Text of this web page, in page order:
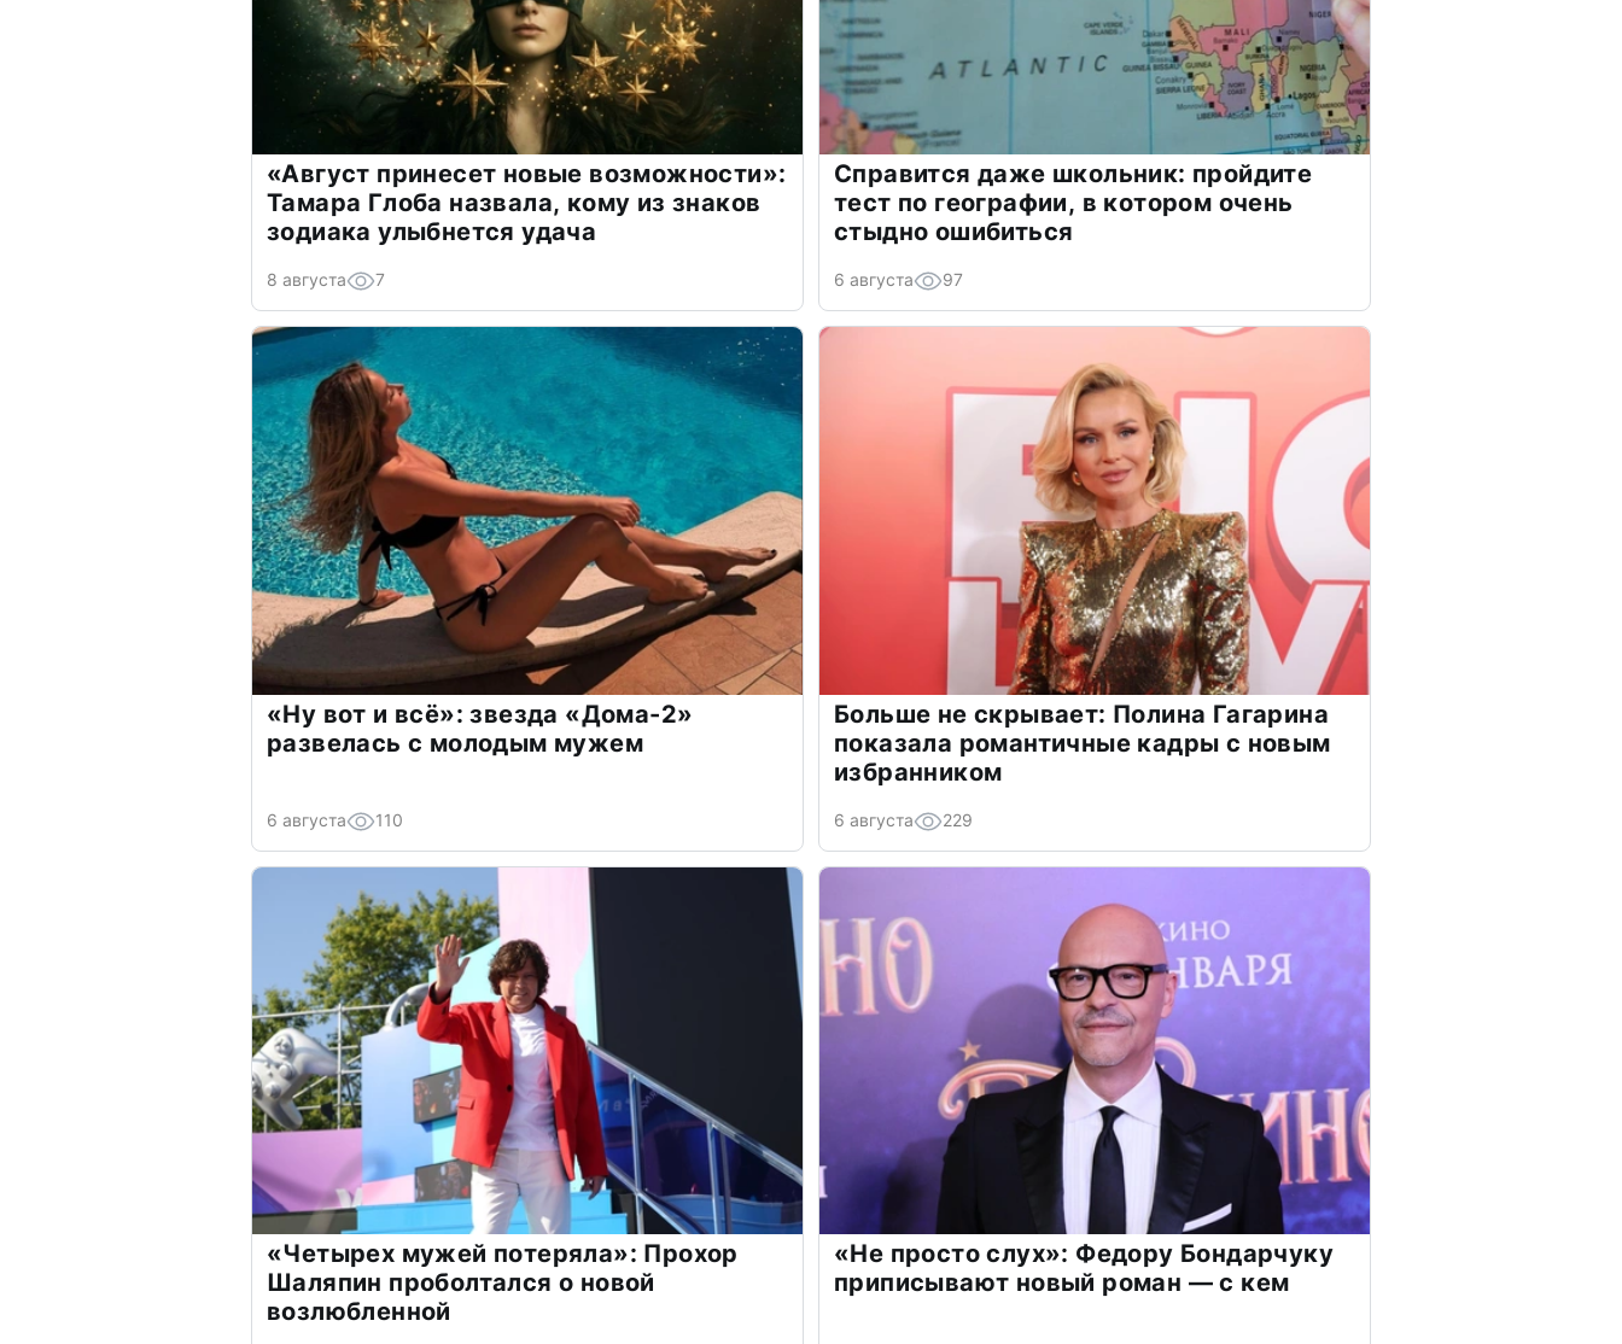
«Август принесет новые возможности»:
Тамара Глоба назвала, кому из знаков
зодиака улыбнется удача
8 августа 7
Справится даже школьник: пройдите
тест по географии, в котором очень
стыдно ошибиться
6 августа 97
«Ну вот и всё»: звезда «Дома-2»
развелась с молодым мужем
6 августа 110
Больше не скрывает: Полина Гагарина
показала романтичные кадры с новым
избранником
6 августа 229
«Четырех мужей потеряла»: Прохор
Шаляпин проболтался о новой
возлюбленной
«Не просто слух»: Федору Бондарчуку
приписывают новый роман — с кем